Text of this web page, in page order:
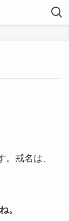
戒名は、
。